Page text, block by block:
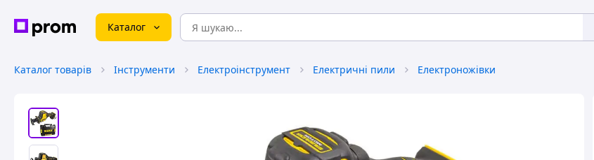
Каталог
Каталог товарів Інструменти Електроінструмент Електричні пили Електроножівки